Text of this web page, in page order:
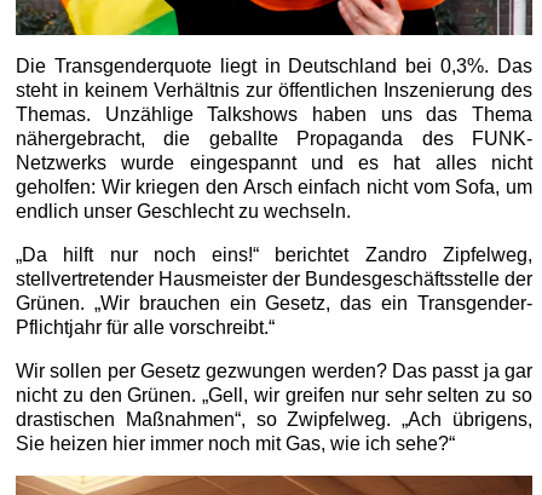
Die Transgenderquote liegt in Deutschland bei 0,3%. Das
steht in keinem Verhältnis zur öffentlichen Inszenierung des
Themas. Unzählige Talkshows haben uns das Thema
nähergebracht, die geballte Propaganda des FUNK-
Netzwerks wurde eingespannt und es hat alles nicht
geholfen: Wir kriegen den Arsch einfach nicht vom Sofa, um
endlich unser Geschlecht zu wechseln.
„Da hilft nur noch eins!“ berichtet Zandro Zipfelweg,
stellvertretender Hausmeister der Bundesgeschäftsstelle der
Grünen. „Wir brauchen ein Gesetz, das ein Transgender-
Pflichtjahr für alle vorschreibt.“
Wir sollen per Gesetz gezwungen werden? Das passt ja gar
nicht zu den Grünen. „Gell, wir greifen nur sehr selten zu so
drastischen Maßnahmen“, so Zwipfelweg. „Ach übrigens,
Sie heizen hier immer noch mit Gas, wie ich sehe?“